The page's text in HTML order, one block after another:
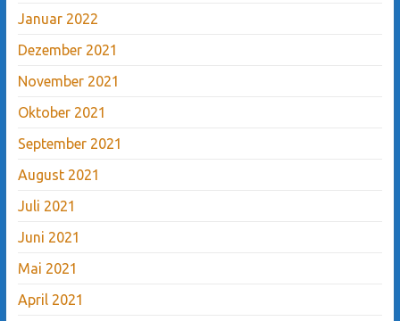
Januar 2022
Dezember 2021
November 2021
Oktober 2021
September 2021
August 2021
Juli 2021
Juni 2021
Mai 2021
April 2021